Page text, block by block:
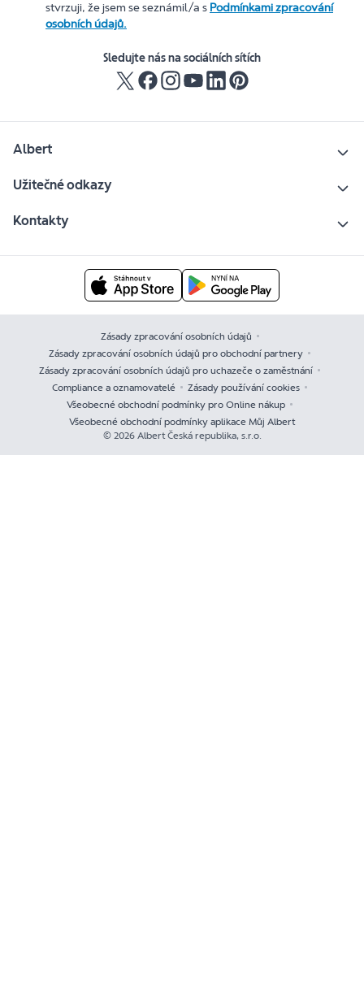
stvrzuji, že jsem se seznámil/a s Podmínkami zpracování
osobních údajů.
Sledujte nás na sociálních sítích
Albert
Užitečné odkazy
Kontakty
Zásady zpracování osobních údajů
Zásady zpracování osobních údajů pro obchodní partnery
Zásady zpracování osobních údajů pro uchazeče o zaměstnání
Compliance a oznamovatelé
Zásady používání cookies
Všeobecné obchodní podmínky pro Online nákup
Všeobecné obchodní podmínky aplikace Můj Albert
© 2026 Albert Česká republika, s.r.o.